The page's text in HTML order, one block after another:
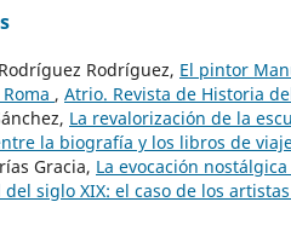
Rodríguez, El pintor
, Atrio. Revista de Historia
La revalorización de la
la biografía y los libros de
Gracia, La evocación
siglo XIX: el caso de los